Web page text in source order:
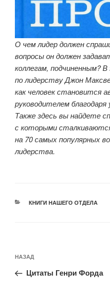
О чем лидер должен
вопросы он должен
коллегам, подчиненным?
по лидерству Джон
как человек становится
руководителем
Также здесь вы найдете
с которыми
на 70 самых популярных
лидерства.
РУБРИКИ
КНИГИ НАШЕГО ОТДЕЛА
по
записям
Предыдущая
запись:
НАЗАД
Цитаты Генри Форда